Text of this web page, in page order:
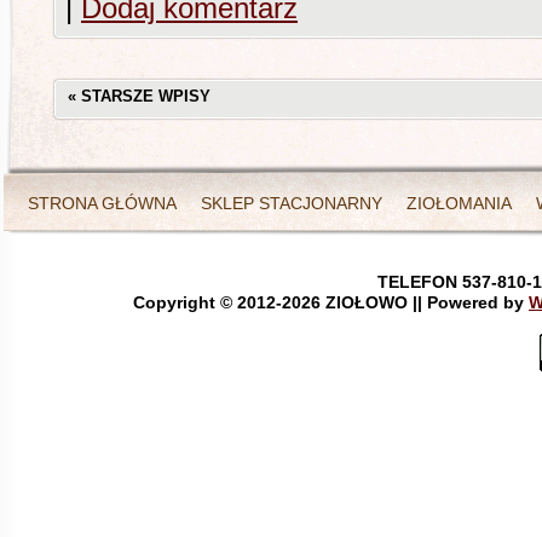
| Dodaj komentarz
« STARSZE WPISY
STRONA GŁÓWNA SKLEP STACJONARNY ZIOŁOMANIA
TELEFON 537-810-
Copyright © 2012-2026 ZIOŁOWO || Powered by